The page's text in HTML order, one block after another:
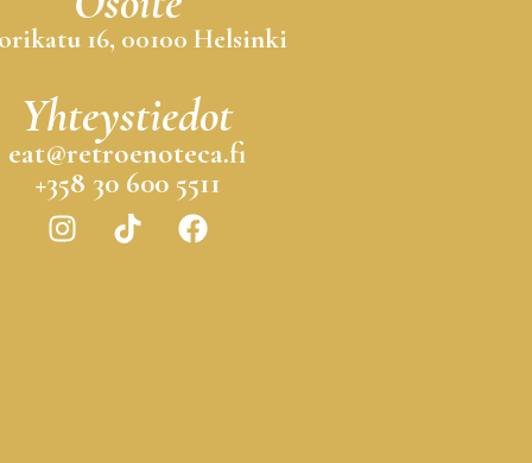
16, 00100 Helsinki
Yhteystiedot
eat@retroenoteca.fi
+358 30 600 5511